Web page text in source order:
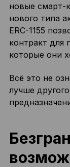
новые смарт-
нового типа
ERC-1155
контракт для
которые они
Всё это не
лучше